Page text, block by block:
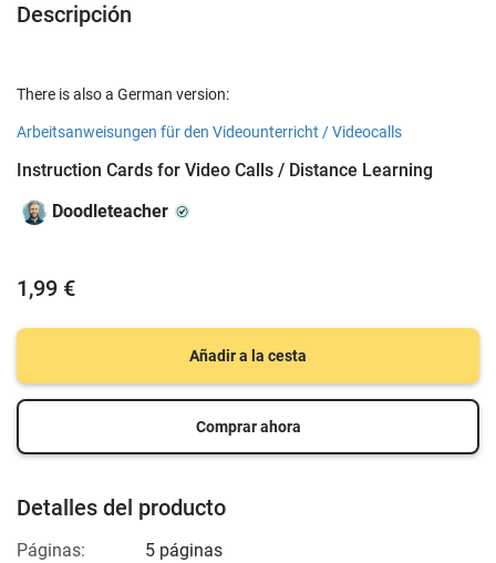
Descripción
There is also a German version:
Arbeitsanweisungen für den Videounterricht / Videocalls
Instruction Cards for Video Calls / Distance Learning
Doodleteacher
1,99 €
Añadir a la cesta
Comprar ahora
Detalles del producto
Páginas:
5 páginas